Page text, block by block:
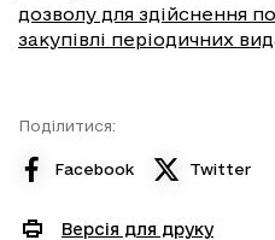
дозволу для здійснення
закупівлі періодичних
Поділитися:
Facebook Twitter
Версія для друку